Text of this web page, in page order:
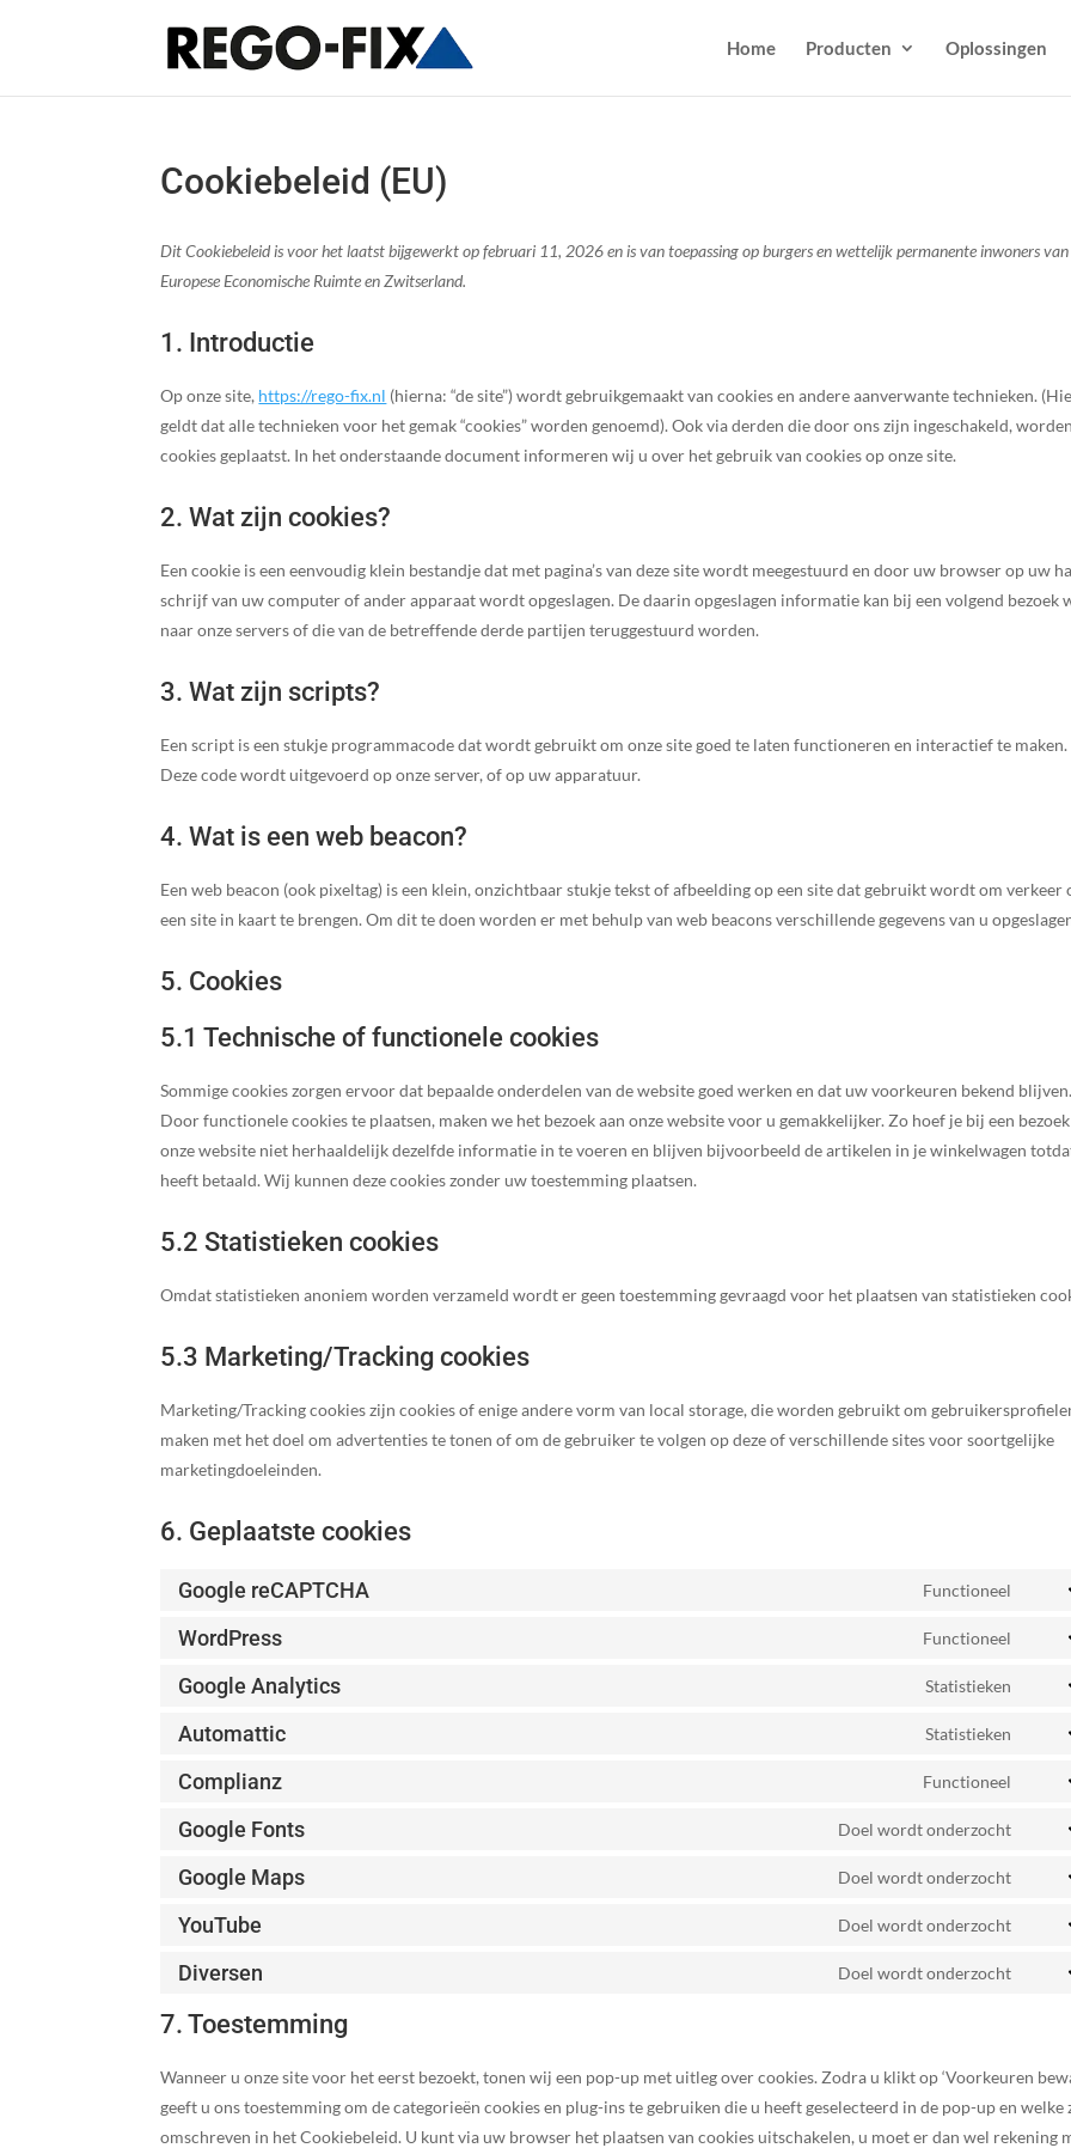
Home Producten Oplossingen
Cookiebeleid (EU)
Dit Cookiebeleid is voor het laatst bijgewerkt op februari 11, 2026 en is van toepassing op burgers en wettelijk permanente inwoners van
Europese Economische Ruimte en Zwitserland.
1. Introductie
Op onze site, https://rego-fix.nl (hierna: “de site”) wordt gebruikgemaakt van cookies en andere aanverwante technieken.
geldt dat alle technieken voor het gemak “cookies” worden genoemd). Ook via derden die door ons zijn ingeschakeld, worden
cookies geplaatst. In het onderstaande document informeren wij u over het gebruik van cookies op onze site.
2. Wat zijn cookies?
Een cookie is een eenvoudig klein bestandje dat met pagina’s van deze site wordt meegestuurd en door uw browser op uw
schrijf van uw computer of ander apparaat wordt opgeslagen. De daarin opgeslagen informatie kan bij een volgend bezoek
naar onze servers of die van de betreffende derde partijen teruggestuurd worden.
3. Wat zijn scripts?
Een script is een stukje programmacode dat wordt gebruikt om onze site goed te laten functioneren en interactief te maken.
Deze code wordt uitgevoerd op onze server, of op uw apparatuur.
4. Wat is een web beacon?
Een web beacon (ook pixeltag) is een klein, onzichtbaar stukje tekst of afbeelding op een site dat gebruikt wordt om verkeer
een site in kaart te brengen. Om dit te doen worden er met behulp van web beacons verschillende gegevens van u
5. Cookies
5.1 Technische of functionele cookies
Sommige cookies zorgen ervoor dat bepaalde onderdelen van de website goed werken en dat uw voorkeuren bekend blijven.
Door functionele cookies te plaatsen, maken we het bezoek aan onze website voor u gemakkelijker. Zo hoef je bij een bezoek
onze website niet herhaaldelijk dezelfde informatie in te voeren en blijven bijvoorbeeld de artikelen in je winkelwagen
heeft betaald. Wij kunnen deze cookies zonder uw toestemming plaatsen.
5.2 Statistieken cookies
Omdat statistieken anoniem worden verzameld wordt er geen toestemming gevraagd voor het plaatsen van statistieken
5.3 Marketing/Tracking cookies
Marketing/Tracking cookies zijn cookies of enige andere vorm van local storage, die worden gebruikt om
maken met het doel om advertenties te tonen of om de gebruiker te volgen op deze of verschillende sites voor soortgelijke
marketingdoeleinden.
6. Geplaatste cookies
Google reCAPTCHA Functioneel
WordPress Functioneel
Google Analytics Statistieken
Automattic Statistieken
Complianz Functioneel
Google Fonts Doel wordt onderzocht
Google Maps Doel wordt onderzocht
YouTube Doel wordt onderzocht
Diversen Doel wordt onderzocht
7. Toestemming
Wanneer u onze site voor het eerst bezoekt, tonen wij een pop-up met uitleg over cookies. Zodra u klikt op ‘Voorkeuren
geeft u ons toestemming om de categorieën cookies en plug-ins te gebruiken die u heeft geselecteerd in de pop-up en welke
omschreven in het Cookiebeleid. U kunt via uw browser het plaatsen van cookies uitschakelen, u moet er dan wel rekening